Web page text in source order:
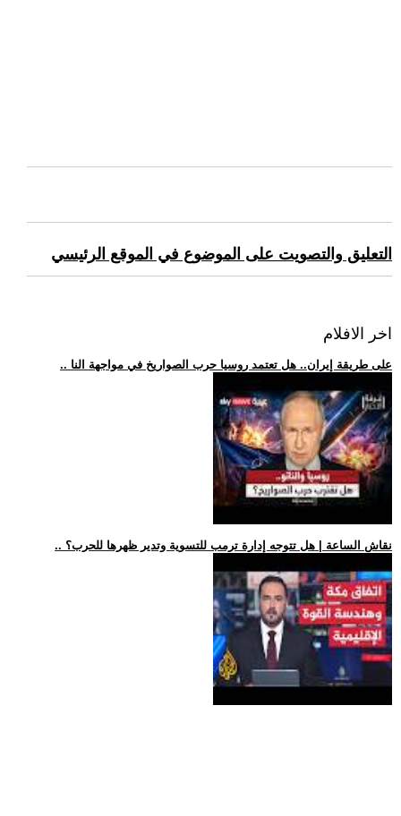
التعليق والتصويت على الموضوع في الموقع الرئيسي
اخر الافلام
.. على طريقة إيران.. هل تعتمد روسيا حرب الصواريخ في مواجهة النا
.. نقاش الساعة | هل تتوجه إدارة ترمب للتسوية وتدير ظهرها للحرب؟